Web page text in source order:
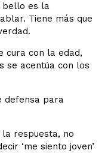
bello es la
Tiene más que
cura con la edad,
se acentúa con los
defensa para
respuesta, no
‘me siento joven’